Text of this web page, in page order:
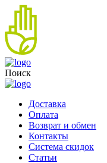
Поиск
Доставка
Оплата
Возврат и обмен
Контакты
Система скидок
Статьи